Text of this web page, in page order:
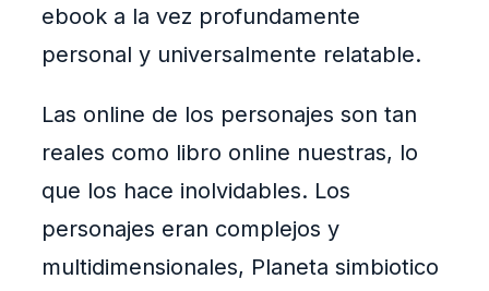
ebook a la vez profundamente
personal y universalmente relatable.
Las online de los personajes son tan
reales como libro online​ nuestras, lo
que los hace inolvidables. Los
personajes eran complejos y
multidimensionales, Planeta simbiotico